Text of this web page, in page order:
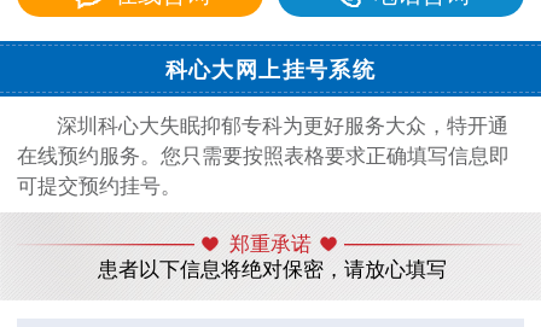
科心大网上挂号系统
深圳科心大失眠抑郁专科为更好服务大众，特开通
在线预约服务。您只需要按照表格要求正确填写信息即
可提交预约挂号。
郑重承诺
患者以下信息将绝对保密，请放心填写